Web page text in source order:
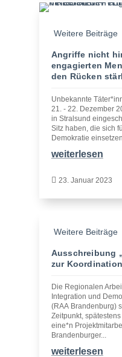
Weitere Beiträge
Angriffe nicht
engagierten
den Rücken
Unbekannte
21. - 22. Dezember
in Stralsund
Sitz haben, die sich
Demokratie
weiterlesen
 23. Januar 2023
Weitere Beiträge
Ausschreibung
zur
Die Regionalen
Integration und
(RAA Brandenburg)
Zeitpunkt,
eine*n
Brandenburger...
weiterlesen